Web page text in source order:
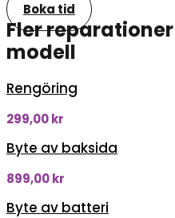
Boka tid
Fler
modell
Rengöring
299,00kr
Byte av baksida
899,00kr
Byte av batteri